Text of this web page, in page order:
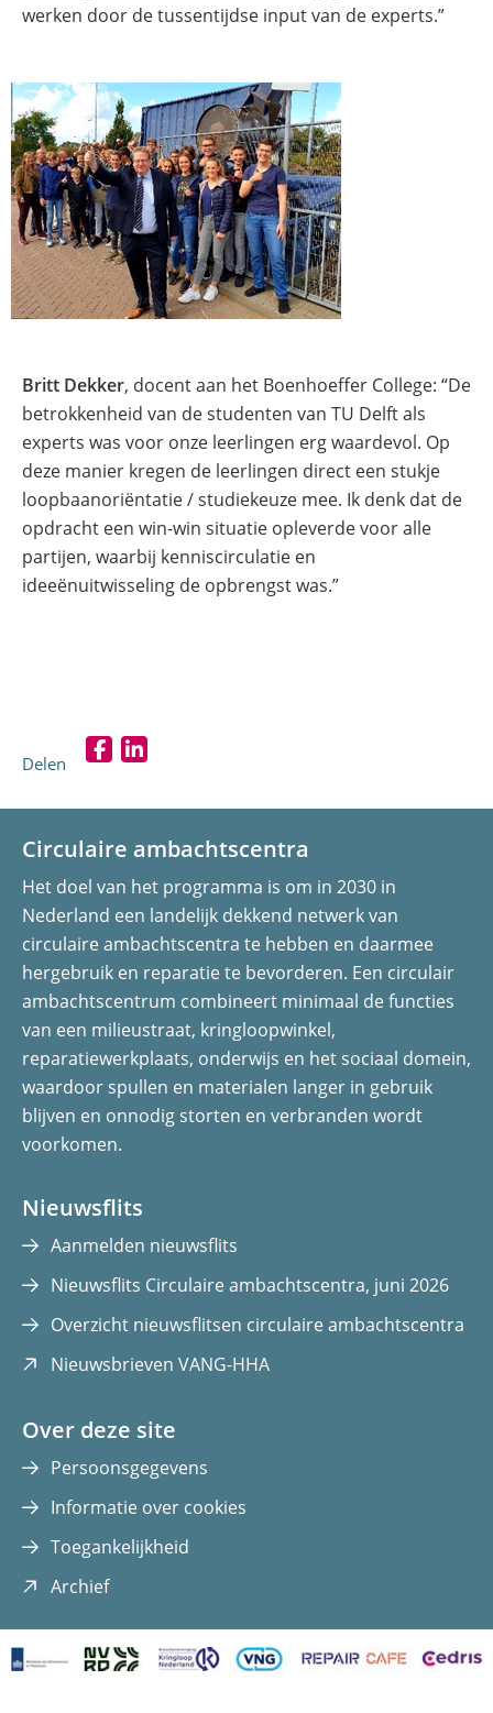
werken door de tussentijdse input van de experts.”
Britt Dekker, docent aan het Boenhoeffer College: “De
betrokkenheid van de studenten van TU Delft als
experts was voor onze leerlingen erg waardevol. Op
deze manier kregen de leerlingen direct een stukje
loopbaanoriëntatie / studiekeuze mee. Ik denk dat de
opdracht een win-win situatie opleverde voor alle
partijen, waarbij kenniscirculatie en
ideeënuitwisseling de opbrengst was.”
Delen
e
e
n
o
p
F
a
c
e
b
o
o
(opent
venster)
e
e
n
o
p
L
i
n
k
e
d
I
(opent
in
venster)
Circulaire ambachtscentra
Het doel van het programma is om in 2030 in
Nederland een landelijk dekkend netwerk van
circulaire ambachtscentra te hebben en daarmee
hergebruik en reparatie te bevorderen. Een circulair
ambachtscentrum combineert minimaal de functies
van een milieustraat, kringloopwinkel,
reparatiewerkplaats, onderwijs en het sociaal domein,
waardoor spullen en materialen langer in gebruik
blijven en onnodig storten en verbranden wordt
voorkomen.
Nieuwsflits
Aanmelden nieuwsflits
Nieuwsflits Circulaire ambachtscentra, juni 2026
Overzicht nieuwsflitsen circulaire ambachtscentra
Nieuwsbrieven VANG-HHA(opent
Over deze site
Persoonsgegevens
Informatie over cookies
Toegankelijkheid
Archief(opent
nieuw
venster)